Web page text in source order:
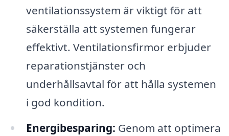
ventilationssystem är viktigt för att
säkerställa att systemen fungerar
effektivt. Ventilationsfirmor erbjuder
reparationstjänster och
underhållsavtal för att hålla systemen
i god kondition.
Energibesparing: Genom att optimera